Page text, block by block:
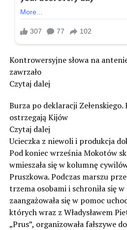
Kontrowersyjne słowa na
zawrzało
Czytaj dalej
Burza po deklaracji
ostrzegają Kijów
Czytaj dalej
Ucieczka z niewoli i produkcja
Pod koniec września Mokotów
wmieszała się w kolumnę
Pruszkowa. Podczas marszu
trzema osobami i schroniła się
zaangażowała się w pomoc
których wraz z Władysławem
„Prus”, organizowała fałszywe